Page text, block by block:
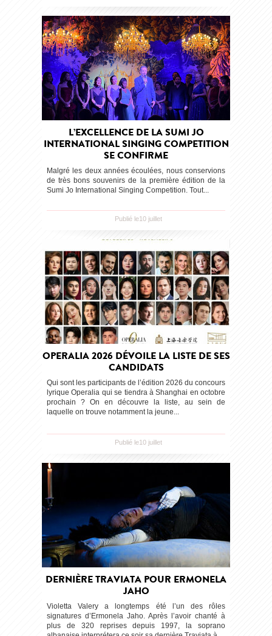
L’EXCELLENCE DE LA SUMI JO
INTERNATIONAL SINGING COMPETITION
SE CONFIRME
Malgré les deux années écoulées, nous conservions
de très bons souvenirs de la première édition de la
Sumi Jo International Singing Competition. Tout...
Publié le10 juillet
OPERALIA 2026 DÉVOILE LA LISTE DE SES
CANDIDATS
Qui sont les participants de l’édition 2026 du concours
lyrique Operalia qui se tiendra à Shanghai en octobre
prochain ? On en découvre la liste, au sein de
laquelle on trouve notamment la jeune...
Publié le10 juillet
DERNIÈRE TRAVIATA POUR ERMONELA
JAHO
Violetta Valery a longtemps été l’un des rôles
signatures d’Ermonela Jaho. Après l’avoir chanté à
plus de 320 reprises depuis 1997, la soprano